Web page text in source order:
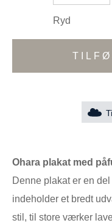
Ryd
Ohara plakat med
Denne plakat er en
indeholder et bredt
stil, til store værker